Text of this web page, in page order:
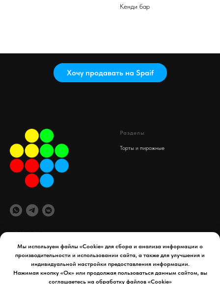
Мы используем файлы «Cookie» для сбора и анализа информации о
производительности и использовании сайта, а также для улучшения и
индивидуальной настройки предоставления информации.
Нажимая кнопку «Ок» или продолжая пользоваться данным сайтом, вы
соглашаетесь на обработку файлов «Cookie»
Кенди бар
Хочу продавать на Spaif
© 2025 Spaif
Разделы
Торты и пирожные
офис компании
maydex.store@gmail.com
Уфа, 50 лет СССР д. 34
Документы
Реквизиты компании
Политика конфиденциальности